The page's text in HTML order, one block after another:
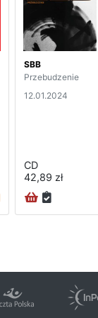
SBB
Przebudzenie
12.01.2024
CD
42,89 zł